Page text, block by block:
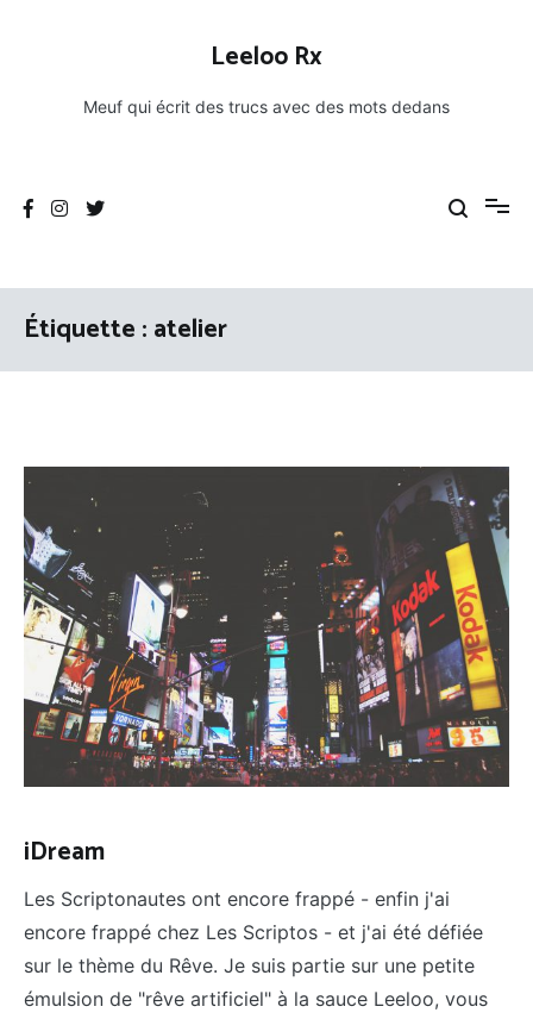
Leeloo Rx
Meuf qui écrit des trucs avec des mots dedans
Étiquette :atelier
iDream
Les Scriptonautes ont encore frappé - enfin j'ai
encore frappé chez Les Scriptos - et j'ai été défiée
sur le thème du Rêve. Je suis partie sur une petite
émulsion de "rêve artificiel" à la sauce Leeloo, vous